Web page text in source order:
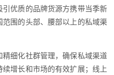
优质的品牌货源方携带当季新
围的头部、腰部以上的私域渠
细化社群管理，确保私域渠道
增长和市场的有效扩展；线上